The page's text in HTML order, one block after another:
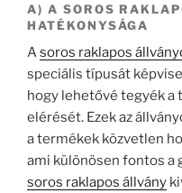
A) A SOROS
HATÉKONYSÁGA
Asoros raklapos
speciális típusát
hogy lehetővé tegyék a
elérését. Ezek az
a termékek közvetlen
ami különösen fontos a
soros raklapos állvány